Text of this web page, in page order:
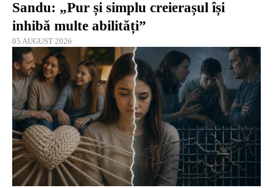
Sandu: „Pur și simplu creierașul își
inhibă multe abilități”
05 AUGUST 2026